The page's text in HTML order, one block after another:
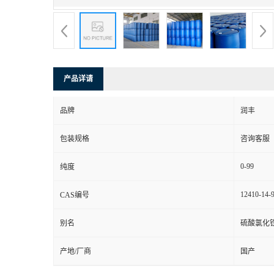
产品详请
品牌 润丰
包装规格 咨询客服
纯度 0-99
CAS编号 12410-14-9
别名 硫酸氯化
产地/厂商 国产